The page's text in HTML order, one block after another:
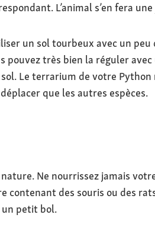
L’animal s’en fera une
un sol tourbeux avec un peu
pouvez très bien la réguler avec
Le terrarium de votre Python
que les autres espèces.
Ne nourrissez jamais
contenant des souris ou des
un petit bol.